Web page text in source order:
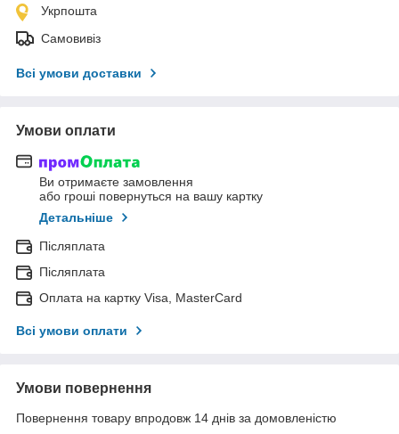
Укрпошта
Самовивіз
Всі умови доставки
Умови оплати
Ви отримаєте замовлення
або гроші повернуться на вашу картку
Детальніше
Післяплата
Післяплата
Оплата на картку Visa, MasterCard
Всі умови оплати
Умови повернення
Повернення товару впродовж 14 днів за домовленістю